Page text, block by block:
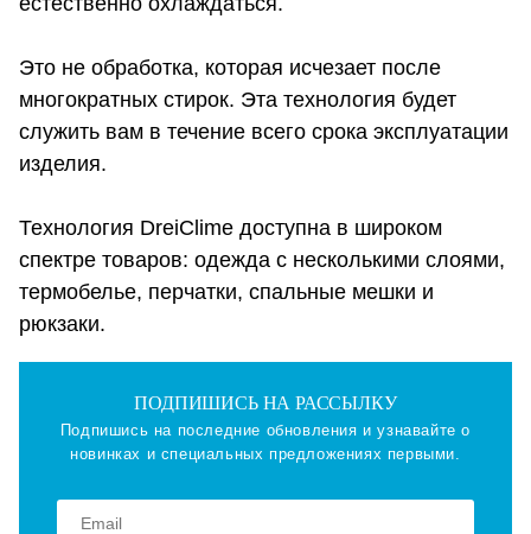
Это не обработка, которая исчезает после
многократных стирок. Эта технология будет
служить вам в течение всего срока эксплуатации
изделия.
Технология DreiClime доступна в широком
спектре товаров: одежда с несколькими слоями,
термобелье, перчатки, спальные мешки и
рюкзаки.
ПОДПИШИСЬ НА РАССЫЛКУ
Подпишись на последние обновления и узнавайте о
новинках и специальных предложениях первыми.